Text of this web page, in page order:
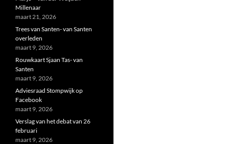
Millenaar
maart 21, 2026
Trees van Santen- van Santen
overleden
maart 9, 2026
Rouwkaart Sjaan Tas- van
Santen
maart 9, 2026
Adviesraad Stompwijk op
Facebook
maart 9, 2026
Verslag van het debat van 26
februari
maart 9, 2026